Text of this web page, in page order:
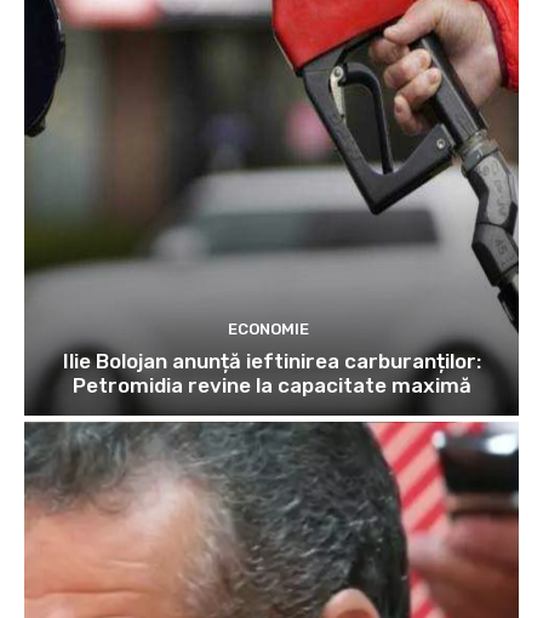
ECONOMIE
Ilie Bolojan anunță ieftinirea carburanților:
Petromidia revine la capacitate maximă